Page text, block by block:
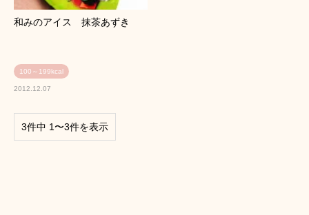
和みのアイス 抹茶あずき
100～199kcal
2012.12.07
3件中 1〜3件を表示